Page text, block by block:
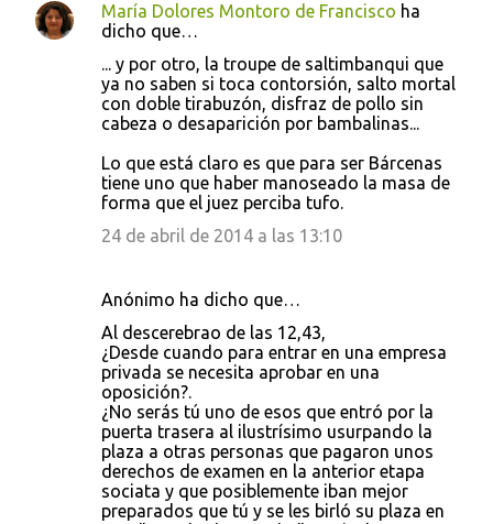
María Dolores Montoro de Francisco ha
dicho que…
... y por otro, la troupe de saltimbanqui que
ya no saben si toca contorsión, salto mortal
con doble tirabuzón, disfraz de pollo sin
cabeza o desaparición por bambalinas...
Lo que está claro es que para ser Bárcenas
tiene uno que haber manoseado la masa de
forma que el juez perciba tufo.
24 de abril de 2014 a las 13:10
Anónimo ha dicho que…
Al descerebrao de las 12,43,
¿Desde cuando para entrar en una empresa
privada se necesita aprobar en una
oposición?.
¿No serás tú uno de esos que entró por la
puerta trasera al ilustrísimo usurpando la
plaza a otras personas que pagaron unos
derechos de examen en la anterior etapa
sociata y que posiblemente iban mejor
preparados que tú y se les birló su plaza en